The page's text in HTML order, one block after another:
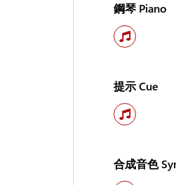
鋼琴 Piano
提示 Cue
合成音色